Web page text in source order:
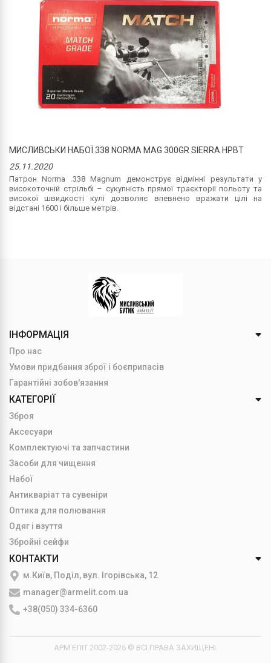
МИСЛИВСЬКИ НАБОЇ 338 NORMA MAG 300GR SIERRA HPBT
25.11.2020
Патрон Norma .338 Magnum демонструє відмінні результати у
високоточній стрільбі – сукупність прямої траєкторії польоту та
високої швидкості кулі дозволяє впевнено вражати цілі на
відстані 1600 і більше метрів.
ІНФОРМАЦІЯ
Про нас
Умови придбання зброї і боєприпасів
Гарантійні зобов'язання
КАТЕГОРІЇ
Зброя
Аксесуари
Комплектуючі та запчастини
Засоби для чищення
Набої
Антикваріат та сувеніри
Оптика для полювання
Одяг і взуття
Збройні сейфи
КОНТАКТИ
м.Київ, Поділ, вул. Ігорівська, 12
manager@armelit.com.ua
+38(050) 334-6360
АРМ ЕЛІТ 2002-2026 © ВСІ ПРАВА ЗАХИЩЕНІ.